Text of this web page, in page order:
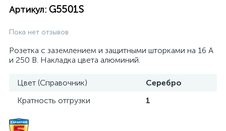
Артикул: G5501S
Пока нет отзывов
Розетка с заземлением и защитными шторками на 16 А
и 250 В. Накладка цвета алюминий.
Цвет (Справочник)
Серебро
Кратность отгрузки
1